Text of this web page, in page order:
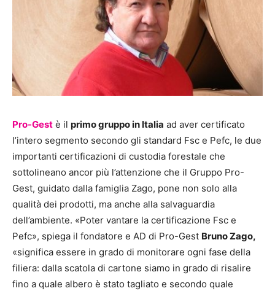
Pro-Gest è il primo gruppo in Italia ad aver certificato
l’intero segmento secondo gli standard Fsc e Pefc, le due
importanti certificazioni di custodia forestale che
sottolineano ancor più l’attenzione che il Gruppo Pro-
Gest, guidato dalla famiglia Zago, pone non solo alla
qualità dei prodotti, ma anche alla salvaguardia
dell’ambiente. «Poter vantare la certificazione Fsc e
Pefc», spiega il fondatore e AD di Pro-Gest Bruno Zago,
«significa essere in grado di monitorare ogni fase della
filiera: dalla scatola di cartone siamo in grado di risalire
fino a quale albero è stato tagliato e secondo quale